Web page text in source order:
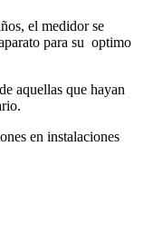
el medidor se
para su optimo
aquellas que hayan
en instalaciones